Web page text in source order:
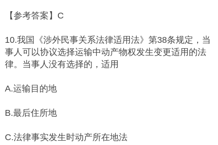
【参考答案】C
10.我国《涉外民事关系法律适用法》第38条规定，当
事人可以协议选择运输中动产物权发生变更适用的法
律。当事人没有选择的，适用
A.运输目的地
B.最后住所地
C.法律事实发生时动产所在地法